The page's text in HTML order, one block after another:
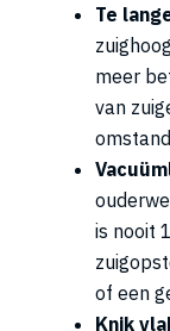
Te
meer
van
is nooit
of een
Knik